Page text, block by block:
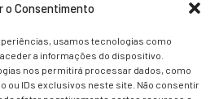
o Consentimento
usamos tecnologias como
a informações do dispositivo.
nos permitirá processar dados, como
ou IDs exclusivos neste site. Não consentir
Extra